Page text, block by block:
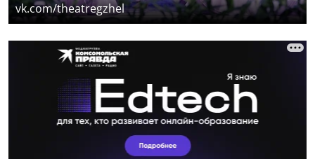
vk.com/theatregzhel